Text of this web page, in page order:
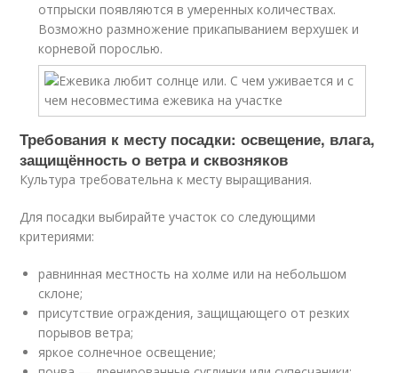
отпрыски появляются в умеренных количествах.
Возможно размножение прикапыванием верхушек и
корневой порослью.
Требования к месту посадки: освещение, влага,
защищённость о ветра и сквозняков
Культура требовательна к месту выращивания.
Для посадки выбирайте участок со следующими
критериями:
равнинная местность на холме или на небольшом
склоне;
присутствие ограждения, защищающего от резких
порывов ветра;
яркое солнечное освещение;